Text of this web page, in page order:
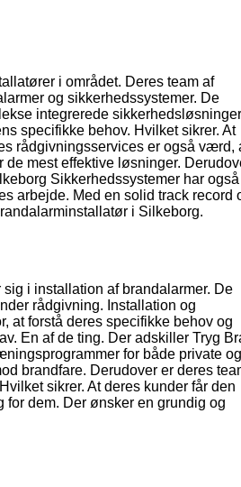
i området. Deres team af
og sikkerhedssystemer. De
integrerede
specifikke behov. Hvilket sikrer. At
rådgivningsservices er også værd,
mest effektive løsninger.
Sikkerhedssystemer har
arbejde. Med en solid track record
i Silkeborg.
i installation af brandalarmer. De
rådgivning. Installation og
at forstå deres specifikke behov og
En af de ting. Der adskiller Tryg
for både private og
brandfare. Derudover er deres
sikrer. At deres kunder får den
for dem. Der ønsker en grundig og